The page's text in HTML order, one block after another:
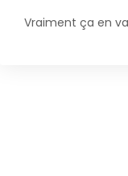
Vraiment ça en